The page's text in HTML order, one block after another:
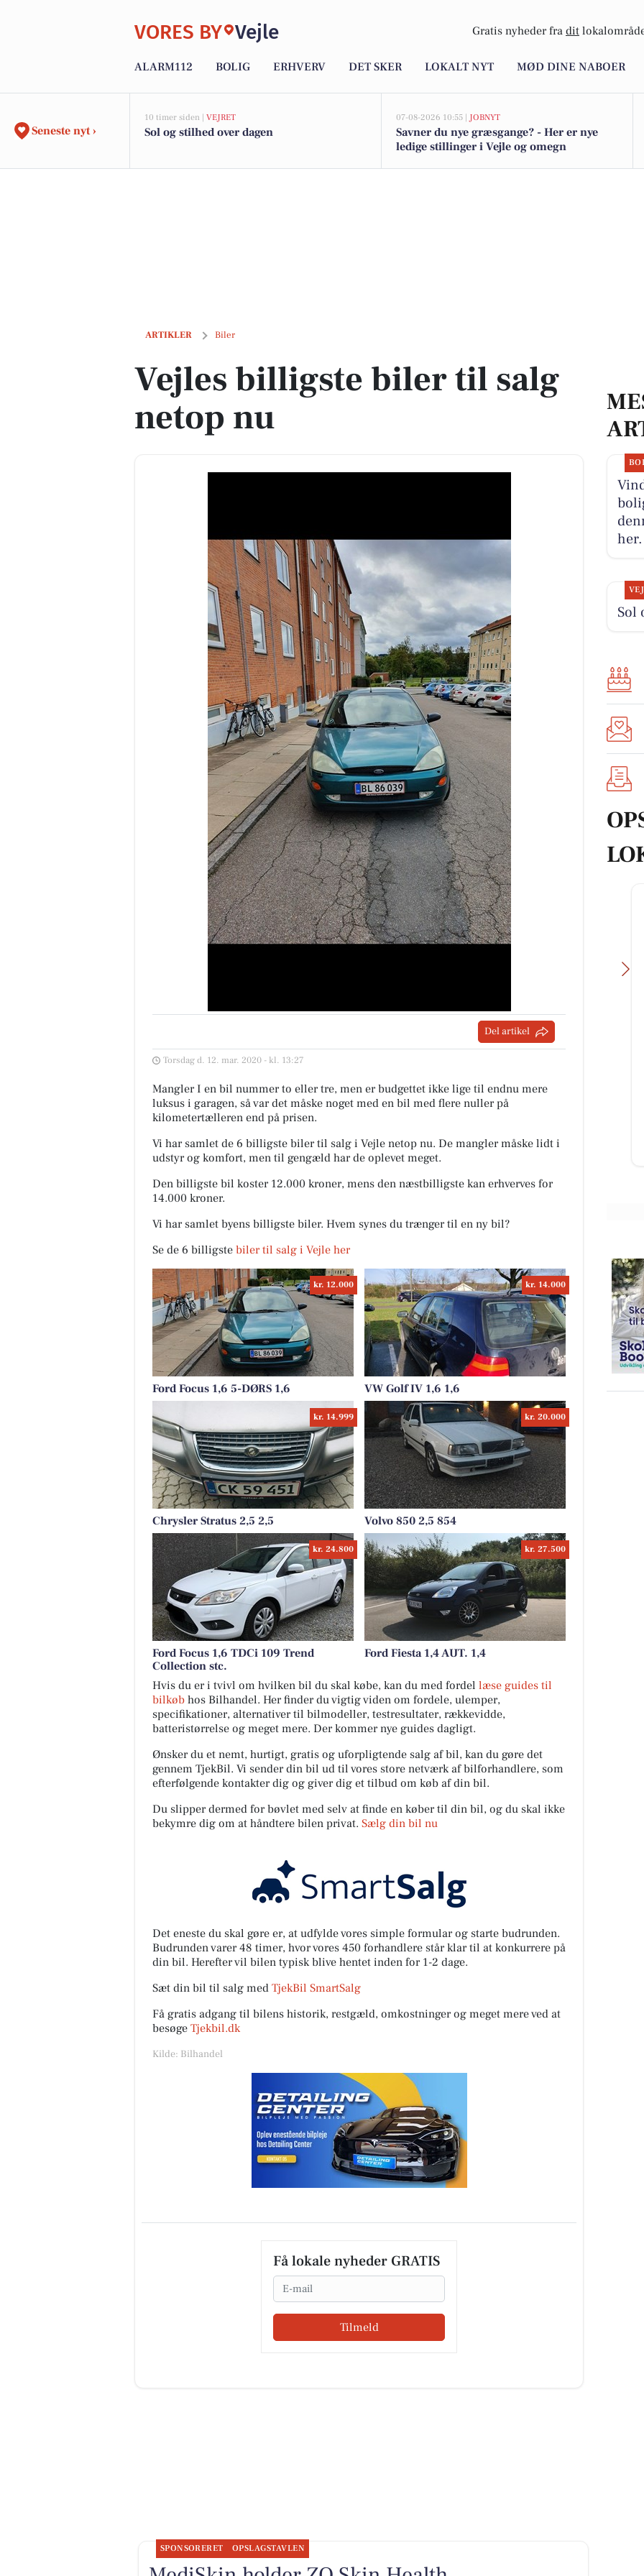
VORES BY Vejle Gratis nyheder fra dit
ALARM112 BOLIG ERHVERV DET SKER LOKALT NYT MØD DINE NABOER
Seneste nyt ›
10 timer siden | VEJRET
Sol og stilhed over dagen
07-08-2026 10:55 | JOBNYT
Savner du nye græsgange? - Her er nye
ledige stillinger i Vejle og omegn
ARTIKLER Biler
Vejles billigste biler til salg netop nu
Vejles billigste biler til salg
netop nu
Del artikel
Torsdag d. 12. mar. 2020 - kl. 13:27
Mangler I en bil nummer to eller tre, men er budgettet ikke lige til endnu mere
luksus i garagen, så var det måske noget med en bil med flere nuller på
kilometertælleren end på prisen.
Vi har samlet de 6 billigste biler til salg i Vejle netop nu. De mangler måske lidt i
udstyr og komfort, men til gengæld har de oplevet meget.
Den billigste bil koster 12.000 kroner, mens den næstbilligste kan erhverves for
14.000 kroner.
Vi har samlet byens billigste biler. Hvem synes du trænger til en ny bil?
Se de 6 billigste biler til salg i Vejle her
kr. 12.000
Ford Focus 1,6 5-DØRS 1,6
kr. 14.000
VW Golf IV 1,6 1,6
kr. 14.999
Chrysler Stratus 2,5 2,5
kr. 20.000
Volvo 850 2,5 854
kr. 24.800
Ford Focus 1,6 TDCi 109 Trend
Collection stc.
kr. 27.500
Ford Fiesta 1,4 AUT. 1,4
Hvis du er i tvivl om hvilken bil du skal købe, kan du med fordel læse guides til
bilkøb hos Bilhandel. Her finder du vigtig viden om fordele, ulemper,
specifikationer, alternativer til bilmodeller, testresultater, rækkevidde,
batteristørrelse og meget mere. Der kommer nye guides dagligt.
Ønsker du et nemt, hurtigt, gratis og uforpligtende salg af bil, kan du gøre det
gennem TjekBil. Vi sender din bil ud til vores store netværk af bilforhandlere, som
efterfølgende kontakter dig og giver dig et tilbud om køb af din bil.
Du slipper dermed for bøvlet med selv at finde en køber til din bil, og du skal ikke
bekymre dig om at håndtere bilen privat. Sælg din bil nu
Det eneste du skal gøre er, at udfylde vores simple formular og starte budrunden.
Budrunden varer 48 timer, hvor vores 450 forhandlere står klar til at konkurrere på
din bil. Herefter vil bilen typisk blive hentet inden for 1-2 dage.
Sæt din bil til salg med TjekBil SmartSalg
Få gratis adgang til bilens historik, restgæld, omkostninger og meget mere ved at
besøge Tjekbil.dk
Kilde: Bilhandel
Få lokale nyheder GRATIS
Email
Tilmeld
her.
Sol
Fairpaint ApS
har i mange år været en populær
løsning inden for bygges...
Åbn opslaget
Detailing Center
er ikke nødvendigvis
ensbetydende med en perfekt lak.
Åbn opslaget
SPONSORERET OPSLAGSTAVLEN